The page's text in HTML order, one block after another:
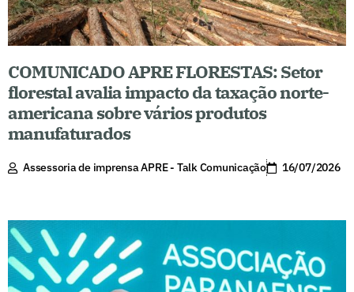
COMUNICADO APRE FLORESTAS: Setor
florestal avalia impacto da taxação norte-
americana sobre vários produtos
manufaturados
Assessoria de imprensa APRE - Talk Comunicação 16/07/2026